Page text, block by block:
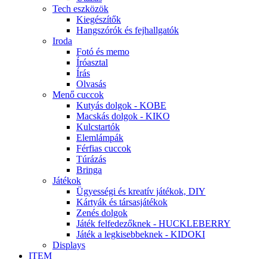
Tech eszközök
Kiegészítők
Hangszórók és fejhallgatók
Iroda
Fotó és memo
Íróasztal
Írás
Olvasás
Menő cuccok
Kutyás dolgok - KOBE
Macskás dolgok - KIKO
Kulcstartók
Elemlámpák
Férfias cuccok
Túrázás
Bringa
Játékok
Ügyességi és kreatív játékok, DIY
Kártyák és társasjátékok
Zenés dolgok
Játék felfedezőknek - HUCKLEBERRY
Játék a legkisebbeknek - KIDOKI
Displays
ITEM